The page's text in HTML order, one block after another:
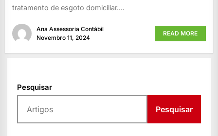
tratamento de esgoto domiciliar....
Ana Assessoria Contábil
Novembro 11, 2024
READ MORE
Pesquisar
Pesquisar